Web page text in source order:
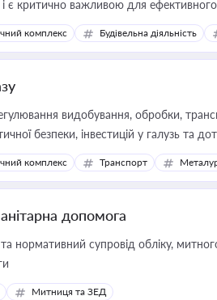
і є критично важливою для
комплекс Будівельна діяльність
видобування, обробки,
безпеки, інвестицій у галузь та
комплекс Транспорт
допомога
нормативний супровід обліку,
Митниця та ЗЕД